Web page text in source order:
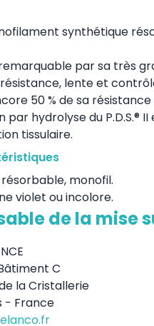
synthétique
remarquable par sa très
lente et
50 % de sa
par hydrolyse du
tissulaire.
monofil.
violet ou incolore.
de la mise
C
la Cristallerie
- France